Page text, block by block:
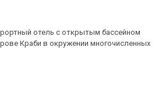
отель с открытым бассейном
Краби в окружении многочисленных